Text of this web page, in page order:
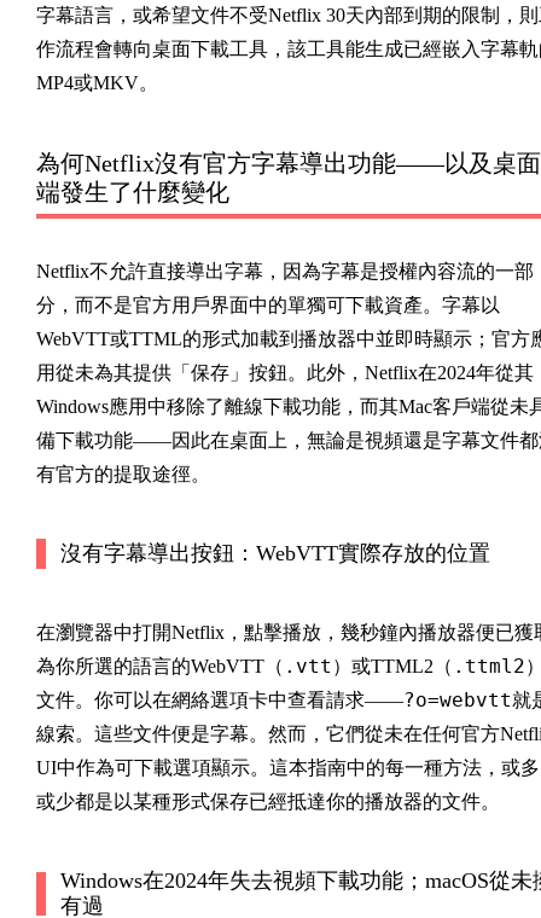
字幕語言，或希望文件不受Netflix 30天內部到期的限制，
作流程會轉向桌面下載工具，該工具能生成已經嵌入字幕
MP4或MKV。
為何Netflix沒有官方字幕導出功能——以及桌面
端發生了什麼變化
Netflix不允許直接導出字幕，因為字幕是授權內容流的一部
分，而不是官方用戶界面中的單獨可下載資產。字幕以
WebVTT或TTML的形式加載到播放器中並即時顯示；官方
用從未為其提供「保存」按鈕。此外，Netflix在2024年從其
Windows應用中移除了離線下載功能，而其Mac客戶端從未
備下載功能——因此在桌面上，無論是視頻還是字幕文件都
有官方的提取途徑。
沒有字幕導出按鈕：WebVTT實際存放的位置
在瀏覽器中打開Netflix，點擊播放，幾秒鐘內播放器便已獲
為你所選的語言的WebVTT（ .vtt ）或TTML2（ .ttml2
文件。你可以在網絡選項卡中查看請求——?o=webvtt就
線索。這些文件便是字幕。然而，它們從未在任何官方
UI中作為可下載選項顯示。這本指南中的每一種方法，或多
或少都是以某種形式保存已經抵達你的播放器的文件。
Windows在2024年失去視頻下載功能；macOS從未
有過